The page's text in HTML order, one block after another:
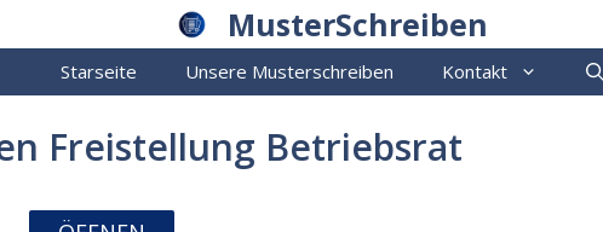
MusterSchreiben
Starseite Unsere Musterschreiben Kontakt
Freistellung Betriebsrat